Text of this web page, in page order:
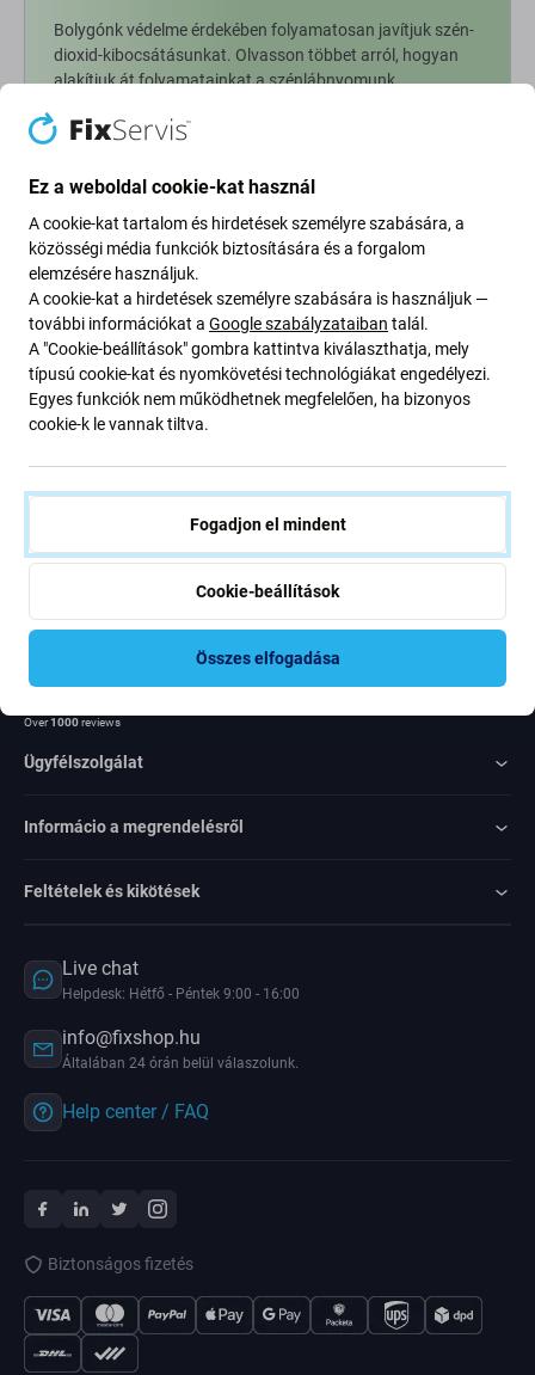
Bolygónk védelme érdekében folyamatosan javítjuk szén-
dioxid-kibocsátásunkat. Olvasson többet arról, hogyan
alakítjuk át folyamatainkat a szénlábnyomunk
Newsletter Fix
Iratkozzon fel, hogy rendszeresen tájékoztatást kapjon az
ajánlatunkról szóló kedvezményekről és hírekről. Ugyanakkor
ennek az űrlapnak a benyújtásával megerősítem, hogy több mint
16 éves vagyok
Egyetértek azzal, hogy híreket kapjak
Over1000reviews
Ügyfélszolgálat
Informácio a megrendelésről
Feltételek és kikötések
Live chat
Helpdesk: Hétfő - Péntek 9:00 - 16:00
info@fixshop.hu
Általában 24 órán belül válaszolunk.
Help center / FAQ
Biztonságos fizetés
Ez a weboldal cookie-kat használ
A cookie-kat tartalom és hirdetések személyre szabására, a
közösségi média funkciók biztosítására és a forgalom
elemzésére használjuk.
A cookie-kat a hirdetések személyre szabására is használjuk —
további információkat a Google szabályzataiban talál.
A "Cookie-beállítások" gombra kattintva kiválaszthatja, mely
típusú cookie-kat és nyomkövetési technológiákat engedélyezi.
Egyes funkciók nem működhetnek megfelelően, ha bizonyos
cookie-k le vannak tiltva.
Fogadjon el mindent
Cookie-beállítások
Összes elfogadása